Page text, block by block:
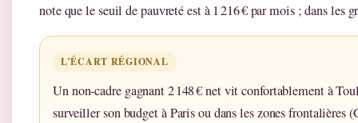
note que le seuil de pauvreté est à 1 216 € par mois ; dans les
L’ÉCART RÉGIONAL
Un non‑cadre gagnant 2 148 € net vit confortablement à
surveiller son budget à Paris ou dans les zones frontalières